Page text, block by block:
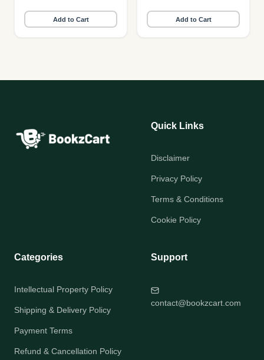
Add to Cart Add to Cart
Quick Links
Disclaimer
Privacy Policy
Terms & Conditions
Cookie Policy
Categories
Intellectual Property Policy
Shipping & Delivery Policy
Payment Terms
Refund & Cancellation Policy
Support
contact@bookzcart.com